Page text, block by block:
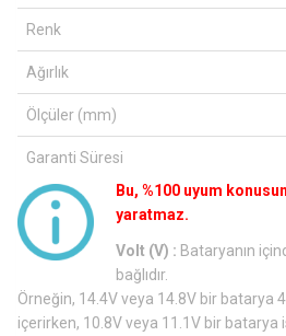
Renk
Ağırlık
Ölçüler (mm)
Garanti Süresi
Bu, %100 uyum
yaratmaz.
Volt (V) : Bataryanın
bağlıdır.
Örneğin, 14.4V veya 14.8V bir batarya
içerirken, 10.8V veya 11.1V bir batarya